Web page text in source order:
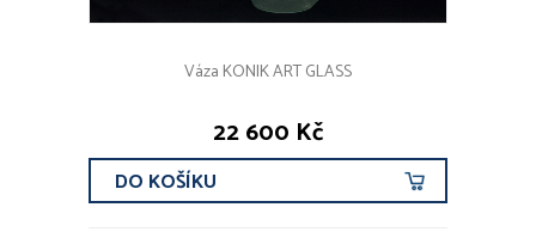
Váza KONIK ART GLASS
22 600 Kč
DO KOŠÍKU